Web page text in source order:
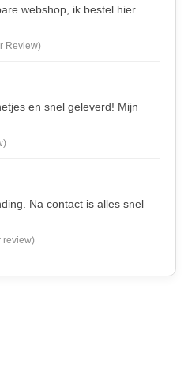
webshop, ik bestel hier
Review)
en snel geleverd! Mijn
Na contact is alles snel
review)